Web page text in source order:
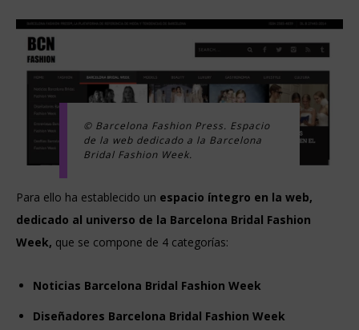
© Barcelona Fashion Press. Espacio
de la web dedicado a la Barcelona
Bridal Fashion Week.
Para ello ha establecido un espacio íntegro en la web,
dedicado al universo de la Barcelona Bridal Fashion
Week, que se compone de 4 categorías:
Noticias Barcelona Bridal Fashion Week
Diseñadores Barcelona Bridal Fashion Week